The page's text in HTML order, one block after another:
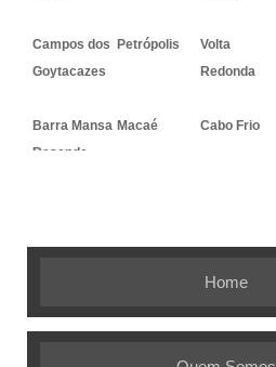
Campos dos
Goytacazes
Petrópolis
Volta
Redonda
Barra Mansa Macaé Cabo Frio
Resende
Home